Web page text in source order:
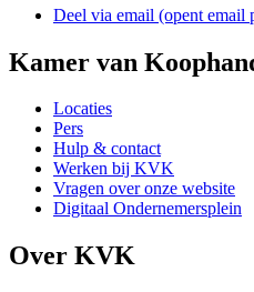
Deel via email (opent email
Kamer van
Locaties
Pers
Hulp & contact
Werken bij KVK
Vragen over onze website
Digitaal Ondernemersplein
Over KVK